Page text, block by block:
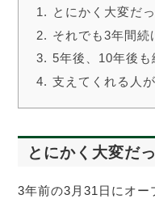
とにかく大変だ
それでも3年間続
5年後、10年後
支えてくれる人
とにかく大変だ
3年前の3月31日にオ